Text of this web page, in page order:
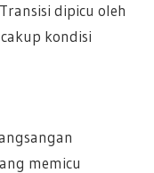
dipicu oleh
kondisi
memicu